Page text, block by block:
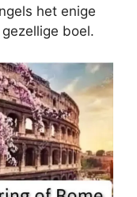
het enige
boel.